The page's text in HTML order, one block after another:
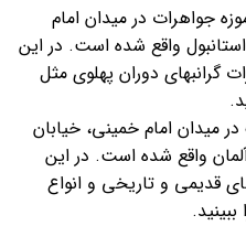
جواهرات در میدان امام
واقع شده است. در این
گرانبهای دوران پهلوی مثل
میدان امام خمینی، خیابان
واقع شده است. در این
قدیمی و تاریخی و انواع